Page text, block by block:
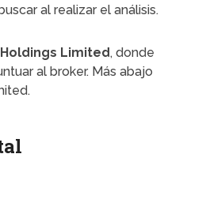
al realizar el análisis.
Limited, donde
al broker. Más abajo